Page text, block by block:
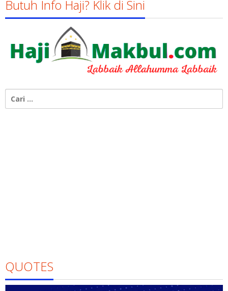
Butuh Info Haji? Klik di Sini
untuk:
QUOTES